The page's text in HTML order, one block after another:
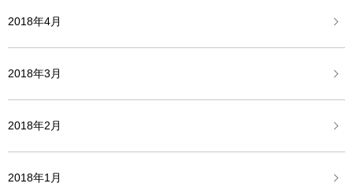
2018年4月
2018年3月
2018年2月
2018年1月